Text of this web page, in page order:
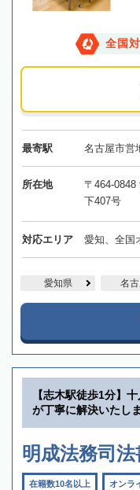
全国
最寄駅 名古屋市営
所在地
〒464-
下407号
対応エリア 愛知、全国
愛知県 名
【志木駅徒歩1分】
が丁寧に解決いたし
明成法務司
在籍数10名以上 オンラ